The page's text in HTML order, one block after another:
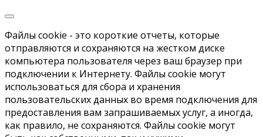
Файлы cookie - это короткие отчеты, которые
отправляются и сохраняются на жестком диске
компьютера пользователя через ваш браузер при
подключении к Интернету. Файлы cookie могут
использоваться для сбора и хранения
пользовательских данных во время подключения для
предоставления вам запрашиваемых услуг, а иногда,
как правило, не сохраняются. Файлы cookie могут